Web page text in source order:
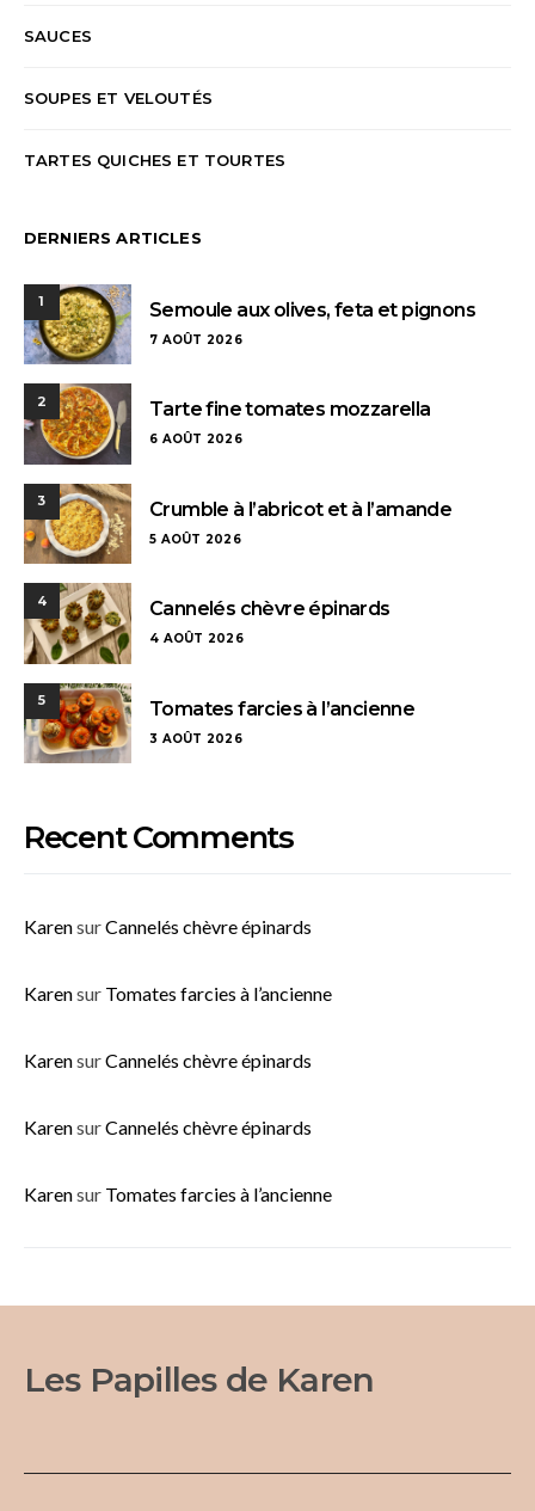
SAUCES
SOUPES ET VELOUTÉS
TARTES QUICHES ET TOURTES
DERNIERS ARTICLES
1 Semoule aux olives, feta et pignons
7 AOÛT 2026
2 Tarte fine tomates mozzarella
6 AOÛT 2026
3 Crumble à l’abricot et à l’amande
5 AOÛT 2026
4 Cannelés chèvre épinards
4 AOÛT 2026
5 Tomates farcies à l’ancienne
3 AOÛT 2026
Recent Comments
KarensurCannelés chèvre épinards
Karensur Tomates farcies à l’ancienne
KarensurCannelés chèvre épinards
KarensurCannelés chèvre épinards
Karensur Tomates farcies à l’ancienne
Les Papilles de Karen